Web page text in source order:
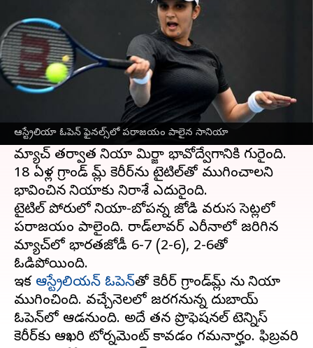
ఆస్ట్రేలియా ఓపెన్ ఫైనల్స్‌లో పరాజయం పాలైన సానియా
వ్రాసిన వారు Jayachandra Akuri Jan 27, 2023 11:19 am
ఈ వార్తాకథనం ఏంటి
సానియా మీర్జా తన కెరీర్ గ్రాండ్ స్లామ్‌ను ఓటమితో
ముగించింది. బ్రెజిల్ జోడి లూయిసా స్టెఫానీ, రఫెల్
మాటోస్ చేతిలో సానియా-బోపన్న జోడి ఓడిపోయింది.
మ్యాచ్‌ తర్వాత సానియా మిర్జా భావోద్వేగానికి గురైంది.
18 ఏళ్ల గ్రాండ్ స్లామ్ కెరీర్‌ను టైటిల్‌తో ముగించాలని
భావించిన సానియాకు నిరాశే ఎదురైంది.
టైటిల్ పోరులో సానియా-బోపన్న జోడి వరుస సెట్లలో
పరాజయం పాలైంది. రాడ్‌లావర్ ఎరీనాలో జరిగిన
మ్యాచ్‌లో భారతజోడీ 6-7 (2-6), 2-6తో
ఓడిపోయింది.
ఇక ఆస్ట్రేలియన్‌ ఓపెన్‌తో కెరీర్‌ గ్రాండ్‌స్లామ్‌ ను సానియా
ముగించింది. వచ్చేనెలలో జరగనున్న దుబాయ్‌
ఓపెన్‌లో ఆడనుంది. అదే తన ప్రొఫెషనల్ టెన్నిస్‌
కెరీర్‌కు ఆఖరి టోర్నమెంట్‌ కావడం గమనార్హం. ఫిబ్రవరి